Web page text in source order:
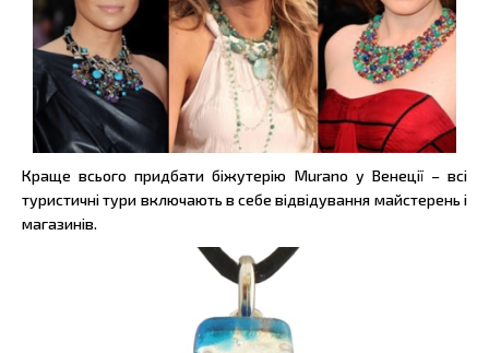
Краще всього придбати біжутерію Murano у Венеції – всі
туристичні тури включають в себе відвідування майстерень і
магазинів.